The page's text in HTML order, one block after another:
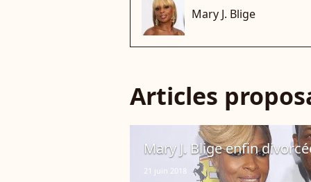
Mary J. Blige
Articles
Mary J. Blige enfin
21 juin 2018